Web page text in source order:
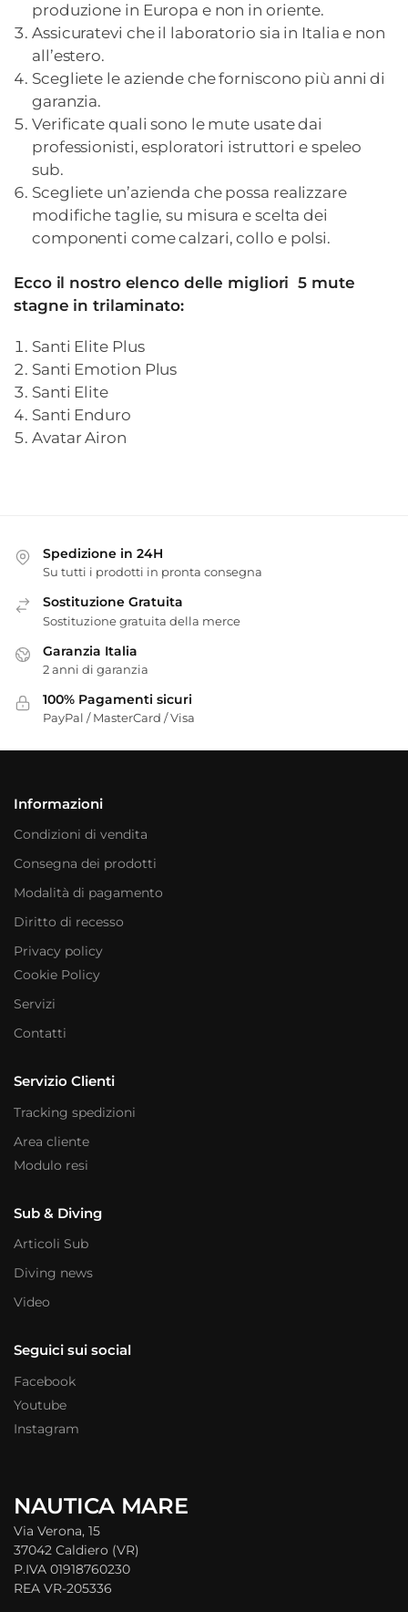
produzione in Europa e non in oriente.
Assicuratevi che il laboratorio sia in Italia e non
all’estero.
Scegliete le aziende che forniscono più anni di
garanzia.
Verificate quali sono le mute usate dai
professionisti, esploratori istruttori e speleo
sub.
Scegliete un’azienda che possa realizzare
modifiche taglie, su misura e scelta dei
componenti come calzari, collo e polsi.
Ecco il nostro elenco delle migliori 5 mute
stagne in trilaminato:
Santi Elite Plus
Santi Emotion Plus
Santi Elite
Santi Enduro
Avatar Airon
Spedizione in 24H
Su tutti i prodotti in pronta consegna
Sostituzione Gratuita
Sostituzione gratuita della merce
Garanzia Italia
2 anni di garanzia
100% Pagamenti sicuri
PayPal / MasterCard / Visa
Informazioni
Condizioni di vendita
Consegna dei prodotti
Modalità di pagamento
Diritto di recesso
Privacy policy
Cookie Policy
Servizi
Contatti
Servizio Clienti
Tracking spedizioni
Area cliente
Modulo resi
Sub & Diving
Articoli Sub
Diving news
Video
Seguici sui social
Facebook
Youtube
Instagram
NAUTICA MARE
Via Verona, 15
37042 Caldiero (VR)
P.IVA 01918760230
REA VR-205336